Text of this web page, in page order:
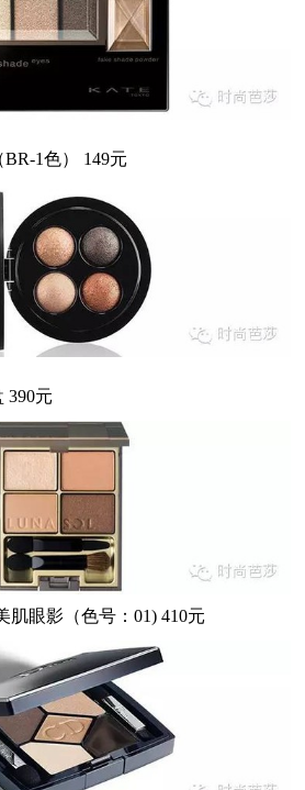
1色） 149元
390元
肌眼影（色号：01) 410元